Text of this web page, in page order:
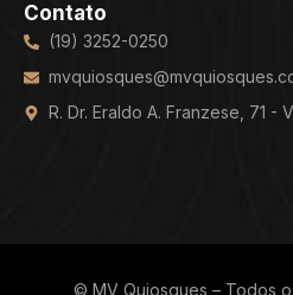
Contato
(19) 3252-0250
R. Dr. Eraldo A. Franzese, 71 -
© MV Quiosques – Todos